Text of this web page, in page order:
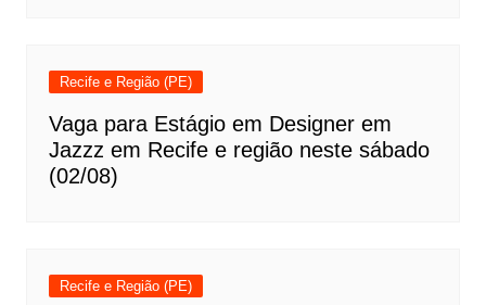
Recife e Região (PE)
Vaga para Estágio em Designer em
Jazzz em Recife e região neste sábado
(02/08)
Recife e Região (PE)